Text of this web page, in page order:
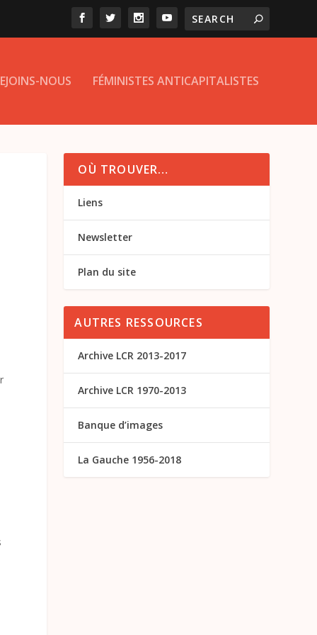
NOUS FÉMINISTES ANTICAPITALISTES
OÙ TROUVER…
Liens
Newsletter
Plan du site
AUTRES RESSOURCES
Archive LCR 2013-2017
Archive LCR 1970-2013
Banque d’images
La Gauche 1956-2018